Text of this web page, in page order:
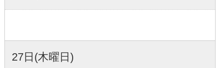
27日(木曜日)